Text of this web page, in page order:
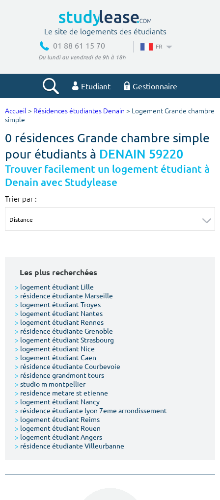
Le site de logements des étudiants
01 88 61 15 70
Du lundi au vendredi de 9h à 18h
FR
Etudiant Gestionnaire
Votre recherche
Ville, école
Budget min
€
Budget max
€
Surface min Surface max
Type de location
Votre date d'entrée
Chercher
Accueil > Résidences étudiantes Denain > Logement Grande chambre
simple
0 résidences Grande chambre simple
pour étudiants à DENAIN 59220
Trouver facilement un logement étudiant à
Denain avec Studylease
Trier par :
Les plus recherchées
> logement étudiant Lille
> résidence étudiante Marseille
> logement étudiant Troyes
> logement étudiant Nantes
> logement étudiant Rennes
> résidence étudiante Grenoble
> logement étudiant Strasbourg
> logement étudiant Nice
> logement étudiant Caen
> résidence étudiante Courbevoie
> résidence grandmont tours
> studio m montpellier
> residence metare st etienne
> logement étudiant Nancy
> résidence étudiante lyon 7eme arrondissement
> logement étudiant Reims
> logement étudiant Rouen
> logement étudiant Angers
> résidence étudiante Villeurbanne